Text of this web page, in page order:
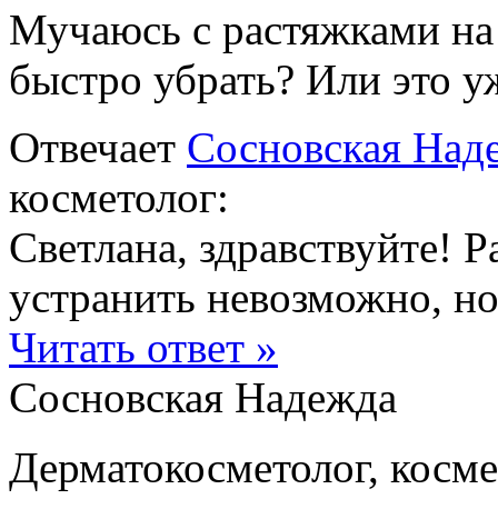
Мучаюсь с растяжками на
быстро убрать? Или это
Отвечает Сосновская
косметолог:
Светлана, здравствуйте!
устранить невозможно,
Читать ответ »
Сосновская Надежда
Дерматокосметолог,